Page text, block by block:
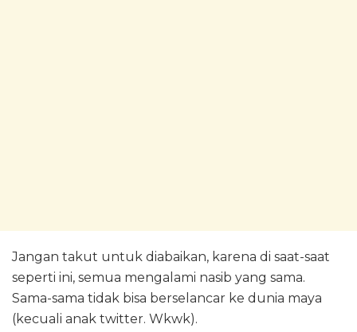
Jangan takut untuk diabaikan, karena di saat-saat
seperti ini, semua mengalami nasib yang sama.
Sama-sama tidak bisa berselancar ke dunia maya
(kecuali anak twitter. Wkwk).